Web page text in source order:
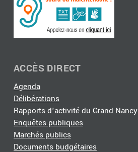
ACCÈS DIRECT
Agenda
Délibérations
Rapports d'activité du Grand Nancy
Enquêtes publiques
Marchés publics
Documents budgétaires